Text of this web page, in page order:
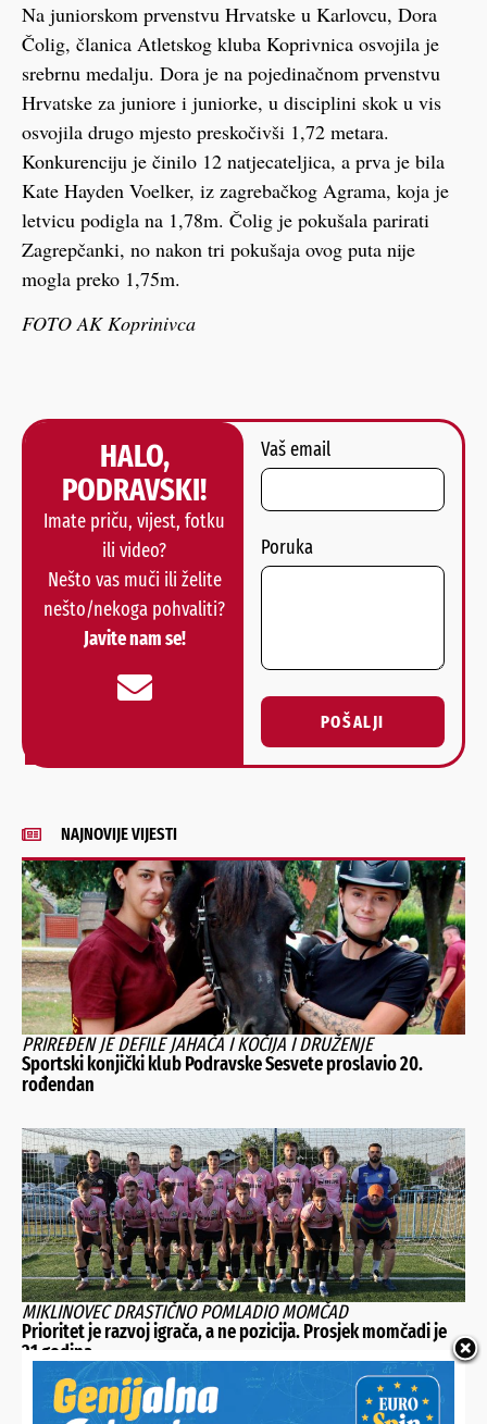
Na juniorskom prvenstvu Hrvatske u Karlovcu, Dora
Čolig, članica Atletskog kluba Koprivnica osvojila je
srebrnu medalju. Dora je na pojedinačnom prvenstvu
Hrvatske za juniore i juniorke, u disciplini skok u vis
osvojila drugo mjesto preskočivši 1,72 metara.
Konkurenciju je činilo 12 natjecateljica, a prva je bila
Kate Hayden Voelker, iz zagrebačkog Agrama, koja je
letvicu podigla na 1,78m. Čolig je pokušala parirati
Zagrepčanki, no nakon tri pokušaja ovog puta nije
mogla preko 1,75m.
FOTO AK Koprinivca
HALO,
PODRAVSKI!
Imate priču, vijest, fotku
ili video?
Nešto vas muči ili želite
nešto/nekoga pohvaliti?
Javite nam se!
Vaš email
Poruka
POŠALJI
Alternative:
NAJNOVIJE VIJESTI
PRIREĐEN JE DEFILE JAHAČA I KOČIJA I DRUŽENJE
Sportski konjički klub Podravske Sesvete proslavio 20.
rođendan
MIKLINOVEC DRASTIČNO POMLADIO MOMČAD
Prioritet je razvoj igrača, a ne pozicija. Prosjek momčadi je
21 godina